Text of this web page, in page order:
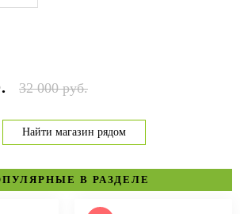
32 000 руб.
Найти магазин рядом
В РАЗДЕЛЕ